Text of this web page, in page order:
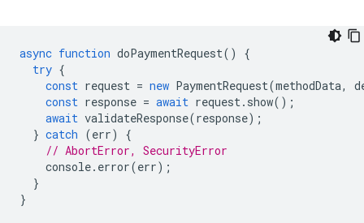
async function doPaymentRequest()
{
try {
const request = new PaymentRequest(methodData,
const response = await request. show();
await validateResponse(response);
} catch (err)
{
// AbortError, SecurityError
console. error(err);
}
}